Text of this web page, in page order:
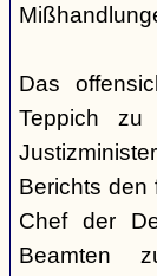
Das
Teppich zu
Berichts den
Chef der
Beamten